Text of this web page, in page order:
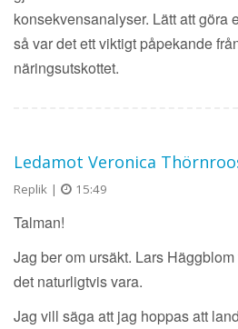
konsekvensanalyser. Lätt att göra
så var det ett viktigt påpekande
näringsutskottet.
Ledamot Veronica
Replik | 15:49
Talman!
Jag ber om ursäkt. Lars
det naturligtvis vara.
Jag vill säga att jag hoppas att